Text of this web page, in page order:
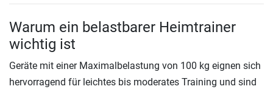
Warum ein belastbarer Heimtrainer
wichtig ist
Geräte mit einer Maximalbelastung von 100 kg eignen sich
hervorragend für leichtes bis moderates Training und sind